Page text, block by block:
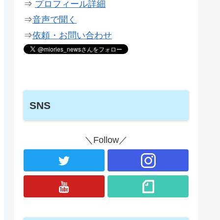
⇒ プロフィール詳細
⇒音声で聞く
⇒依頼・お問い合わせ
SNS
＼Follow／